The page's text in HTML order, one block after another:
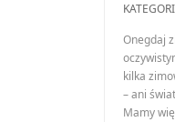
Onegdaj
kilka
– ani
Mamy